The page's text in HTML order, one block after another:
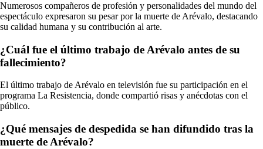
Numerosos compañeros de profesión y personalidades del mundo del
espectáculo expresaron su pesar por la muerte de Arévalo, destacando
su calidad humana y su contribución al arte.
¿Cuál fue el último trabajo de Arévalo antes de su
fallecimiento?
El último trabajo de Arévalo en televisión fue su participación en el
programa La Resistencia, donde compartió risas y anécdotas con el
público.
¿Qué mensajes de despedida se han difundido tras la
muerte de Arévalo?